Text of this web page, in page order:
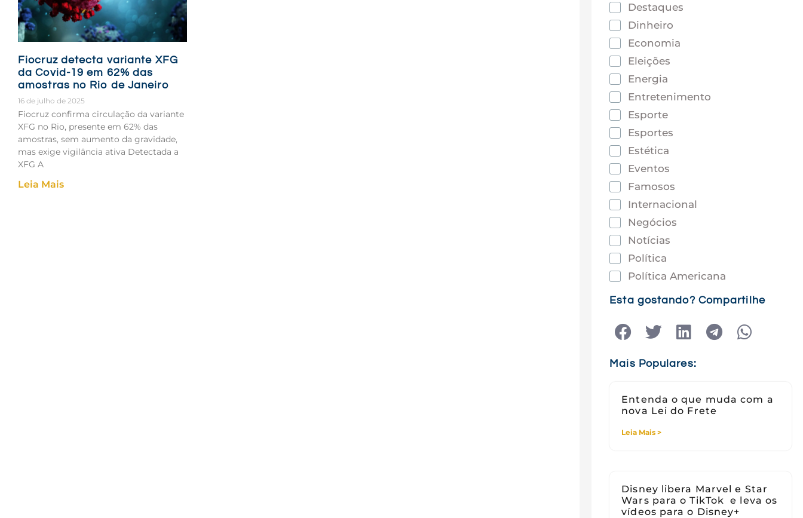
Fiocruz detecta variante XFG
da Covid-19 em 62% das
amostras no Rio de Janeiro
16 de julho de 2025
Fiocruz confirma circulação da variante
XFG no Rio, presente em 62% das
amostras, sem aumento da gravidade,
mas exige vigilância ativa Detectada a
XFG A
Leia Mais
Destaques
Dinheiro
Economia
Eleições
Energia
Entretenimento
Esporte
Esportes
Estética
Eventos
Famosos
Internacional
Negócios
Notícias
Política
Política Americana
Saúde
Tecnologia
Viagens
Esta gostando? Compartilhe
Mais Populares:
Entenda o que muda com a
nova Lei do Frete
Leia Mais >
Disney libera Marvel e Star
Wars para o TikTok e leva os
vídeos para o Disney+